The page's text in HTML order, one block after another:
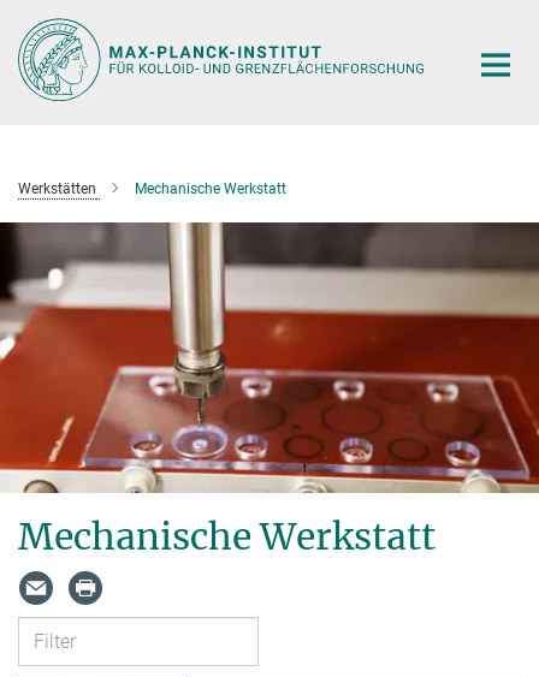
Hauptinhalt
Werkstätten Mechanische Werkstatt
Mechanische Werkstatt